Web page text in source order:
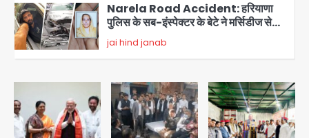
5
Narela Road Accident: हरियाणा
पुलिस के सब-इंस्पेक्टर के बेटे ने मर्सिडीज से
मारी टक्कर, 70 वर्षीय राहगीर महिला की मौत
jai hind janab
1
Congress Mission 2027:
गाजियाबाद कांग्रेस के सह-पर्यवेक्षक बने
सतेन्द्र शर्मा, गौतमबुद्धनगर नेताओं ने जताया
आभार
Avinash Kumar